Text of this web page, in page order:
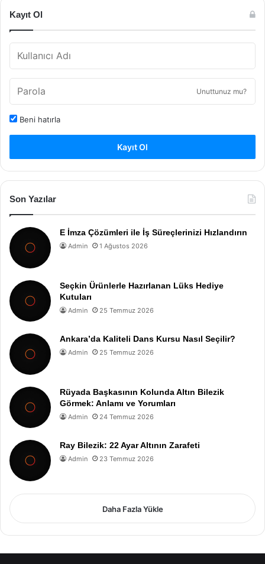
Kayıt Ol
Unuttunuz mu?
Beni hatırla
Kayıt Ol
Son Yazılar
E İmza Çözümleri ile İş Süreçlerinizi Hızlandırın
Admin 1 Ağustos 2026
Seçkin Ürünlerle Hazırlanan Lüks Hediye
Kutuları
Admin 25 Temmuz 2026
Ankara’da Kaliteli Dans Kursu Nasıl Seçilir?
Admin 25 Temmuz 2026
Rüyada Başkasının Kolunda Altın Bilezik
Görmek: Anlamı ve Yorumları
Admin 24 Temmuz 2026
Ray Bilezik: 22 Ayar Altının Zarafeti
Admin 23 Temmuz 2026
Daha Fazla Yükle